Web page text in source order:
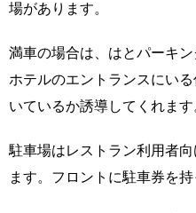
場があります。
満車の場合は、はとパーキ
ホテルのエントランスにい
いているか誘導してくれます
駐車場はレストラン利用者
ます。フロントに駐車券を持